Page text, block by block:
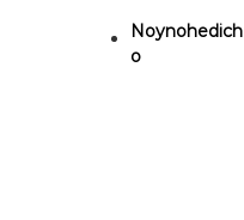
Noynohedich
o